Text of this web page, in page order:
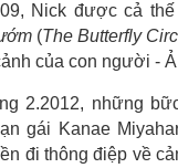
Nick được cả
(The Butterfly
của con người -
2.2012, những
gái Kanae
đi thông điệp về